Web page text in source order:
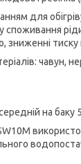
для
споживання
зниженні тиску
чавун,
на баку